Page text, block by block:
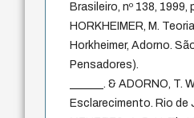
Brasileiro, nº 138, 1999,
HORKHEIMER, M.
Horkheimer, Adorno.
Pensadores).
______. & ADORNO,
Esclarecimento. Rio de